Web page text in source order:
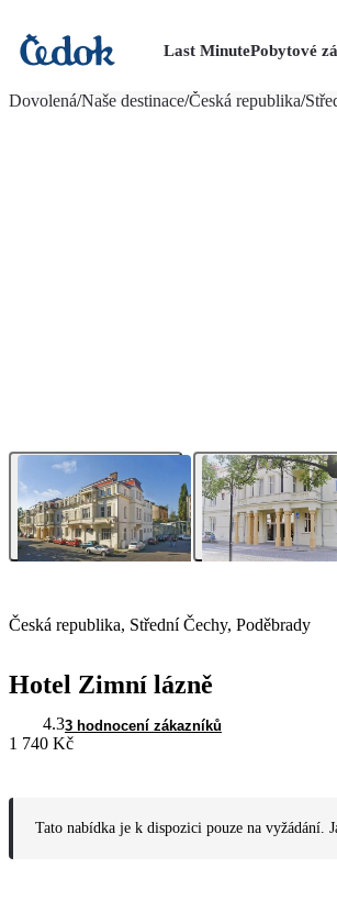
Last MinutePobytové
Dovolená/Naše destinace/Česká republika/
Česká republika, Střední Čechy, Poděbrady
Hotel Zimní lázně
4.33 hodnocení zákazníků
1 740 Kč
Tato nabídka je k dispozici pouze na